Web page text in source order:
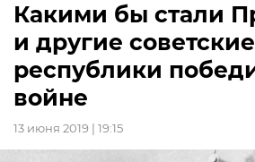
Какими бы стали
и другие советские
республики
войне
13 июня 2019 | 19:15